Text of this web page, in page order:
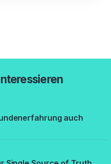
auch